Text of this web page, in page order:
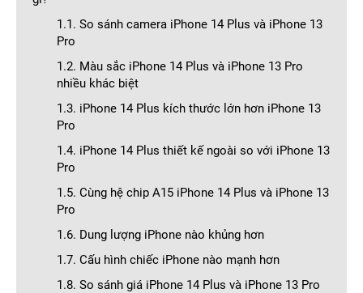
1.1. So sánh camera iPhone 14 Plus và iPhone 13
Pro
1.2. Màu sắc iPhone 14 Plus và iPhone 13 Pro
nhiều khác biệt
1.3. iPhone 14 Plus kích thước lớn hơn iPhone 13
Pro
1.4. iPhone 14 Plus thiết kế ngoài so với iPhone 13
Pro
1.5. Cùng hệ chip A15 iPhone 14 Plus và iPhone 13
Pro
1.6. Dung lượng iPhone nào khủng hơn
1.7. Cấu hình chiếc iPhone nào mạnh hơn
1.8. So sánh giá iPhone 14 Plus và iPhone 13 Pro